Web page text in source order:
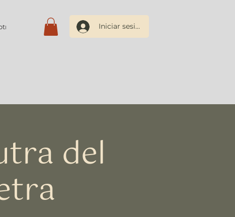
Contacto Iniciar sesión
del